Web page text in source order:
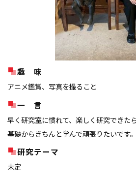
趣 味
アニメ鑑賞、写真を撮ること
一 言
早く研究室に慣れて、楽しく研究できた
基礎からきちんと学んで頑張りたいです。
研究テーマ
未定